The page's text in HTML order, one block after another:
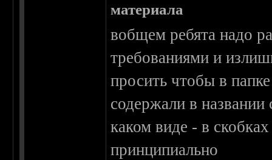
материала
вобщем ребята надо
требованиями и
просить чтобы в
содержали в
каком виде - в
принципиально